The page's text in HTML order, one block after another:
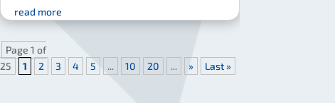
read more
Page 1 of
25
1 2 3 4 5 ... 10 20 ... » Last »